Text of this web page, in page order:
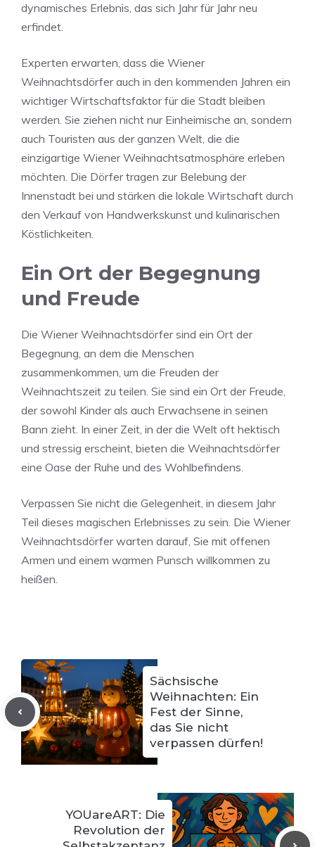
dynamisches Erlebnis, das sich Jahr für Jahr neu
erfindet.
Experten erwarten, dass die Wiener
Weihnachtsdörfer auch in den kommenden Jahren ein
wichtiger Wirtschaftsfaktor für die Stadt bleiben
werden. Sie ziehen nicht nur Einheimische an, sondern
auch Touristen aus der ganzen Welt, die die
einzigartige Wiener Weihnachtsatmosphäre erleben
möchten. Die Dörfer tragen zur Belebung der
Innenstadt bei und stärken die lokale Wirtschaft durch
den Verkauf von Handwerkskunst und kulinarischen
Köstlichkeiten.
Ein Ort der Begegnung
und Freude
Die Wiener Weihnachtsdörfer sind ein Ort der
Begegnung, an dem die Menschen
zusammenkommen, um die Freuden der
Weihnachtszeit zu teilen. Sie sind ein Ort der Freude,
der sowohl Kinder als auch Erwachsene in seinen
Bann zieht. In einer Zeit, in der die Welt oft hektisch
und stressig erscheint, bieten die Weihnachtsdörfer
eine Oase der Ruhe und des Wohlbefindens.
Verpassen Sie nicht die Gelegenheit, in diesem Jahr
Teil dieses magischen Erlebnisses zu sein. Die Wiener
Weihnachtsdörfer warten darauf, Sie mit offenen
Armen und einem warmen Punsch willkommen zu
heißen.
Sächsische
Weihnachten: Ein
Fest der Sinne,
das Sie nicht
verpassen dürfen!
YOUareART: Die
Revolution der